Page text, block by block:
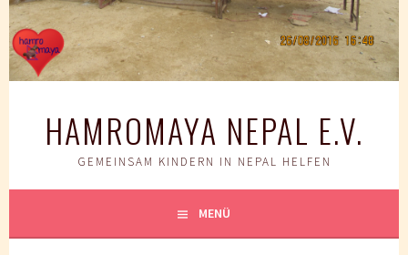
HAMROMAYA NEPAL E.V.
GEMEINSAM KINDERN IN NEPAL HELFEN
MENÜ